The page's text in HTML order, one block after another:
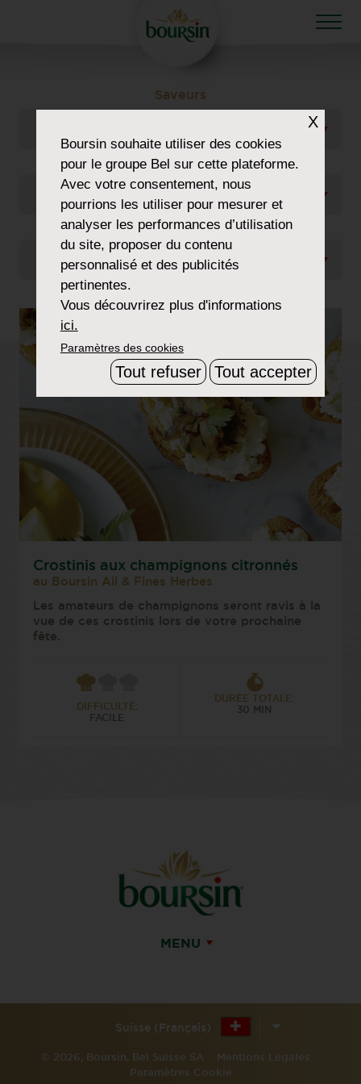
Saveurs
Types de plat
Occasions
Tout Voir
Crostinis aux champignons citronnés
au Boursin Ail & Fines Herbes
Les amateurs de champignons seront ravis à la
vue de ces crostinis lors de votre prochaine
fête.
DIFFICULTÉ:
FACILE
DURÉE TOTALE:
30 MIN
MENU
Suisse (Français)
© 2026, Boursin, Bel Suisse SA
Mentions Légales
Paramètres Cookie
X
Boursinsouhaite utiliser des cookies
pour le groupe Bel sur cette plateforme.
Avec votre consentement, nous
pourrions les utiliser pour mesurer et
analyser les performances d’utilisation
du site, proposer du contenu
personnalisé et des publicités
pertinentes.
Vous découvrirez plus d'informations
ici.
Paramètres des cookies
Tout refuser Tout accepter